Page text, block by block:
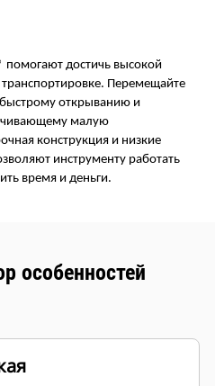
достичь высокой
Перемещайте
открыванию и
малую
конструкция и низкие
инструменту работать
время и деньги.
особенностей